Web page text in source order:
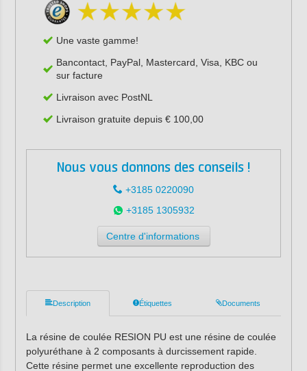
Une vaste gamme!
Bancontact, PayPal, Mastercard, Visa, KBC ou
sur facture
Livraison avec PostNL
Livraison gratuite depuis € 100,00
Nous vous donnons des conseils !
+3185 0220090
+3185 1305932
Centre d'informations
Description Étiquettes Documents
La résine de coulée RESION PU est une résine de coulée
polyuréthane à 2 composants à durcissement rapide.
Cette résine permet une excellente reproduction des